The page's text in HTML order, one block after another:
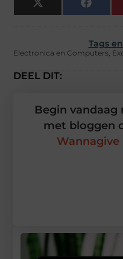
X
(Twitter)
Tags
Electronica en Computers,
DEEL DIT:
Begin vandaag
met bloggen
Wannagive